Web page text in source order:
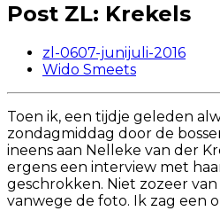
Post ZL: Krekels
zl-0607-junijuli-2016
Wido Smeets
Toen ik, een tijdje geleden
zondagmiddag door de
ineens aan Nelleke van der
ergens een interview met
geschrokken. Niet zozeer
vanwege de foto. Ik zag een